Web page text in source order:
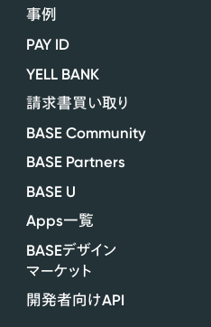
事例
PAY ID
YELL BANK
請求書買い取り
BASE Community
BASE Partners
BASE U
Apps一覧
BASEデザイン
マーケット
開発者向けAPI